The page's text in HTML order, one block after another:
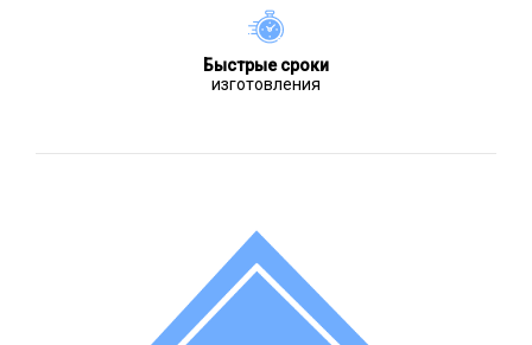
Быстрые сроки
изготовления